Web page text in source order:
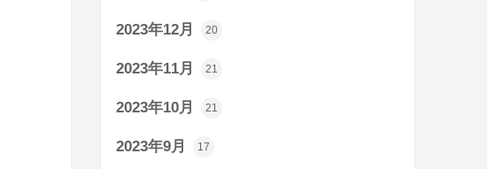
2023年12月 20
2023年11月 21
2023年10月 21
2023年9月 17